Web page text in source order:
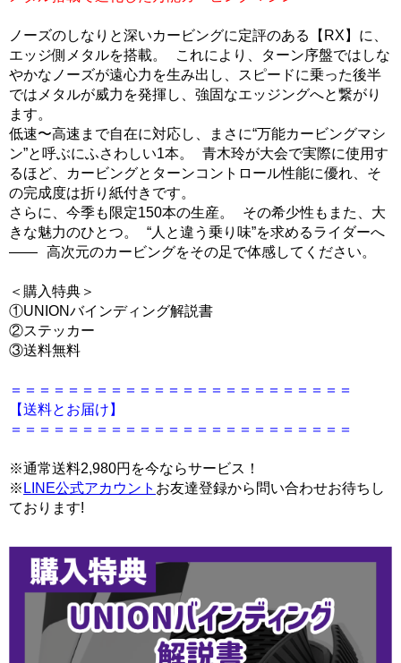
ノーズのしなりと深いカービングに定評のある【RX】に、
エッジ側メタルを搭載。 これにより、ターン序盤ではしな
やかなノーズが遠心力を生み出し、スピードに乗った後半
ではメタルが威力を発揮し、強固なエッジングへと繋がり
ます。
低速〜高速まで自在に対応し、まさに“万能カービングマシ
ン”と呼ぶにふさわしい1本。 青木玲が大会で実際に使用す
るほど、カービングとターンコントロール性能に優れ、そ
の完成度は折り紙付きです。
さらに、今季も限定150本の生産。 その希少性もまた、大
きな魅力のひとつ。 “人と違う乗り味”を求めるライダーへ
―― 高次元のカービングをその足で体感してください。
＜購入特典＞
①UNIONバインディング解説書
②ステッカー
③送料無料
＝＝＝＝＝＝＝＝＝＝＝＝＝＝＝＝＝＝＝＝＝＝＝＝
【送料とお届け】
＝＝＝＝＝＝＝＝＝＝＝＝＝＝＝＝＝＝＝＝＝＝＝＝
※通常送料2,980円を今ならサービス！
※ LINE公式アカウント お友達登録から問い合わせお待ちし
ております!